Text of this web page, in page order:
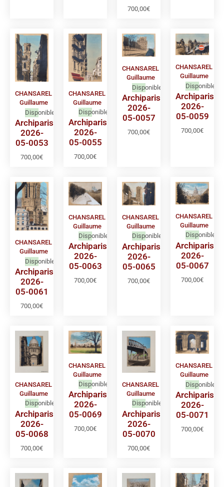
700,00€
CHANSAREL
Guillaume
Disponible
Archiparis
2026-
05-0053
700,00€
CHANSAREL
Guillaume
Disponible
Archiparis
2026-
05-0055
700,00€
CHANSAREL
Guillaume
Disponible
Archiparis
2026-
05-0057
700,00€
CHANSAREL
Guillaume
Disponible
Archiparis
2026-
05-0059
700,00€
CHANSAREL
Guillaume
Disponible
Archiparis
2026-
05-0061
700,00€
CHANSAREL
Guillaume
Disponible
Archiparis
2026-
05-0063
700,00€
CHANSAREL
Guillaume
Disponible
Archiparis
2026-
05-0065
700,00€
CHANSAREL
Guillaume
Disponible
Archiparis
2026-
05-0067
700,00€
CHANSAREL
Guillaume
Disponible
Archiparis
2026-
05-0068
700,00€
CHANSAREL
Guillaume
Disponible
Archiparis
2026-
05-0069
700,00€
CHANSAREL
Guillaume
Disponible
Archiparis
2026-
05-0070
700,00€
CHANSAREL
Guillaume
Disponible
Archiparis
2026-
05-0071
700,00€